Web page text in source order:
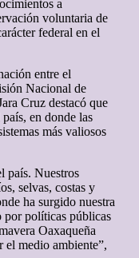
a
voluntaria de
federal en el
entre el
Nacional de
Cruz destacó que
en donde las
más valiosos
país. Nuestros
selvas, costas y
ha surgido nuestra
por políticas públicas
Oaxaqueña
el medio ambiente”,